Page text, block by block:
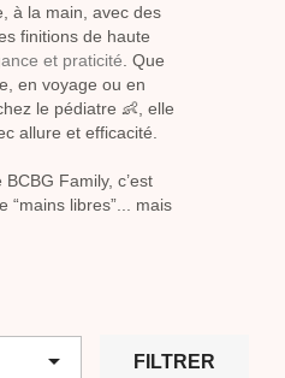
à la main, avec des
finitions de haute
et praticité . Que
en voyage ou en
le pédiatre 👶, elle
allure et efficacité.
Family, c’est
“mains libres”... mais
 FILTRER